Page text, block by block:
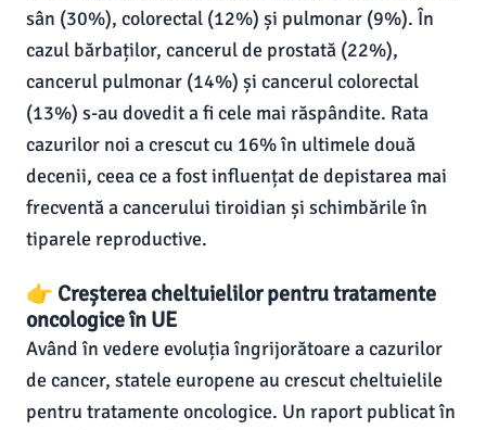
sân (30%), colorectal (12%) și pulmonar (9%). În
cazul bărbaților, cancerul de prostată (22%),
cancerul pulmonar (14%) și cancerul colorectal
(13%) s-au dovedit a fi cele mai răspândite. Rata
cazurilor noi a crescut cu 16% în ultimele două
decenii, ceea ce a fost influențat de depistarea mai
frecventă a cancerului tiroidian și schimbările în
tiparele reproductive.
👉 Creșterea cheltuielilor pentru tratamente
oncologice în UE
Având în vedere evoluția îngrijorătoare a cazurilor
de cancer, statele europene au crescut cheltuielile
pentru tratamente oncologice. Un raport publicat în